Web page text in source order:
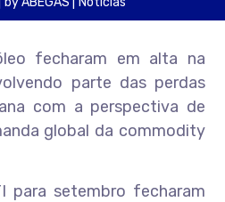
fecharam em alta na
parte das perdas
com a perspectiva de
global da commodity
para setembro fecharam